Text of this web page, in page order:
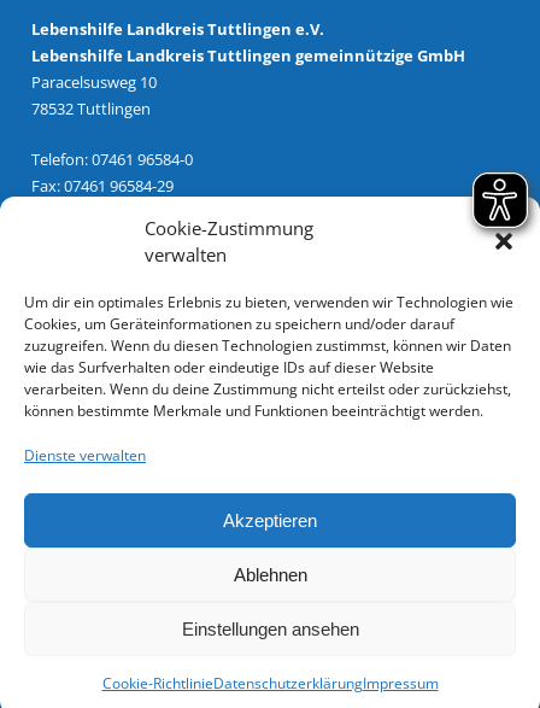
Cookie-Zustimmung
verwalten
Um dir ein optimales Erlebnis zu bieten, verwenden wir Technologien wie
Cookies, um Geräteinformationen zu speichern und/oder darauf
zuzugreifen. Wenn du diesen Technologien zustimmst, können wir Daten
wie das Surfverhalten oder eindeutige IDs auf dieser Website
verarbeiten. Wenn du deine Zustimmung nicht erteilst oder zurückziehst,
können bestimmte Merkmale und Funktionen beeinträchtigt werden.
Dienste verwalten
Akzeptieren
Ablehnen
Einstellungen ansehen
Cookie-RichtlinieDatenschutzerklärungImpressum
Lebenshilfe Landkreis Tuttlingen e.V.
Lebenshilfe Landkreis Tuttlingen gemeinnützige GmbH
Paracelsusweg 10
78532 Tuttlingen
Telefon: 07461 96584-0
Fax: 07461 96584-29
Kreissparkasse Tuttlingen
IBAN: DE08 6435 0070 0000 0025 03
BIC: SOLADES1TUT
Volksbank Schwarzwald-Donau-Neckar eG
Datenschutzerklärung
Cookie-Richtlinie (EU)